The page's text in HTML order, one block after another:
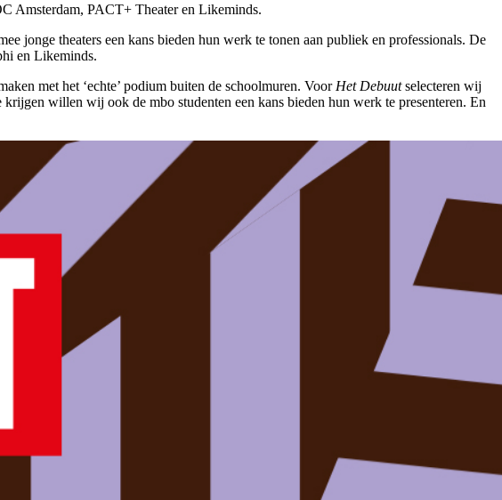
Amsterdam, PACT+ Theater en Likeminds.
jonge theaters een kans bieden hun werk te tonen aan publiek en professionals. De
en Likeminds.
met het ‘echte’ podium buiten de schoolmuren. Voor Het Debuutselecteren wij
willen wij ook de mbo studenten een kans bieden hun werk te presenteren. En